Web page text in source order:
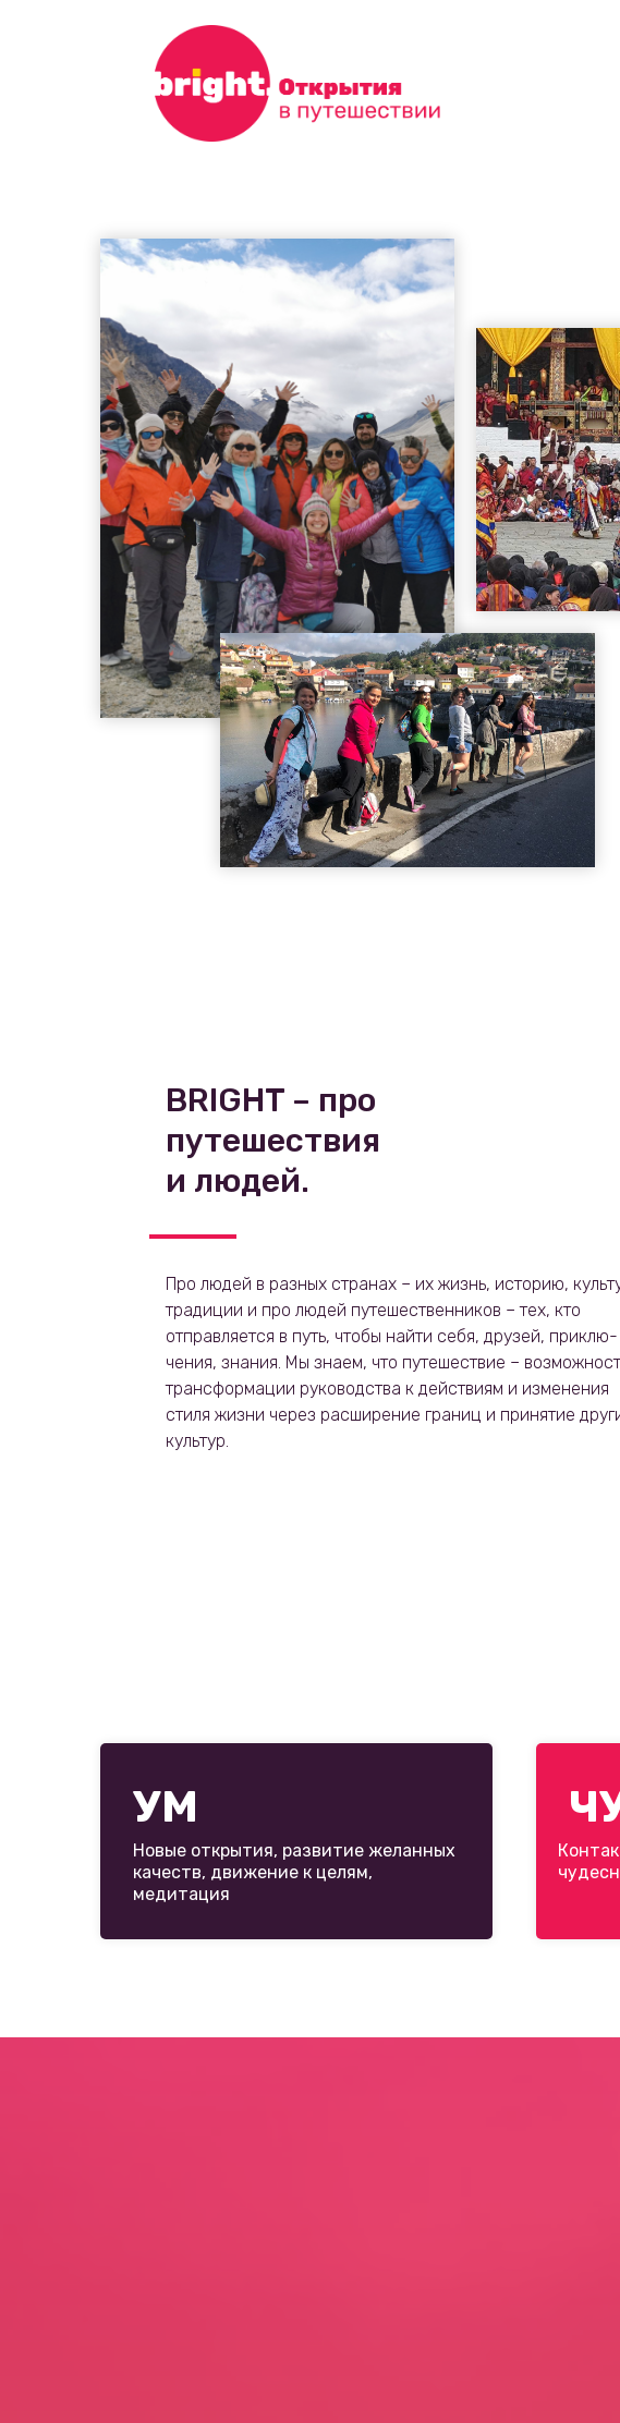
BRIGHT – про
путешествия
и людей.
Про людей в разных странах – их жизнь, историю,
традиции и про людей путешественников – тех, кто
отправляется в путь, чтобы найти себя, друзей, приклю­
чения, знания. Мы знаем, что путешествие –
трансформации руководства к действиям и изменения
стиля жизни через расширение границ и принятие
культур.
УМ
Новые открытия, развитие желанных
качеств, движение к целям,
медитация